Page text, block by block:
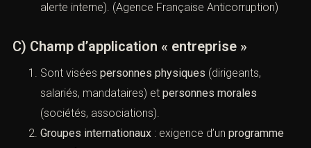
Guides/recommandations AFA: méthodologie
alerte interne). (Agence Française Anticorruption
C) Champ d’application « entreprise »
Sont viséespersonnes physiques
salariés, mandataires) etpersonnes morales